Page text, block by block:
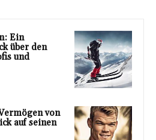
Ein
über den
und
von
auf seinen